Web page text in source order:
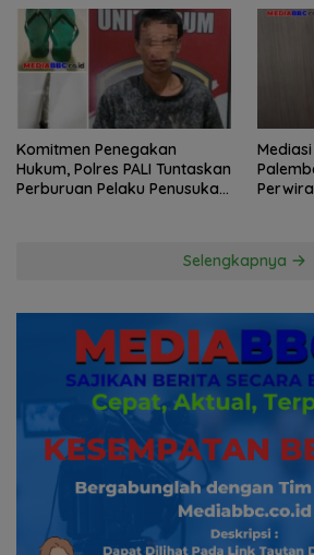
Komitmen Penegakan
Hukum, Polres PALI Tuntaskan
Perburuan Pelaku Penusukan
Selengkapnya